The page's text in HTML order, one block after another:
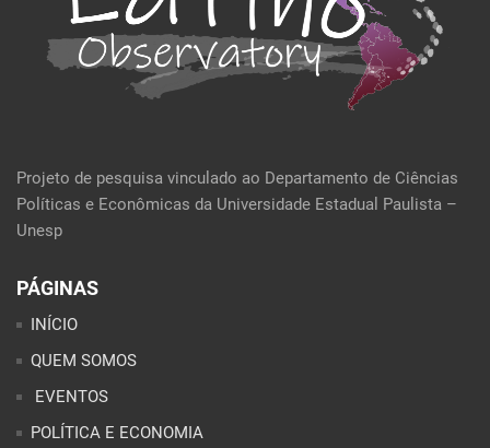
Projeto de pesquisa vinculado ao Departamento de Ciências
Políticas e Econômicas da Universidade Estadual Paulista –
Unesp
PÁGINAS
INÍCIO
QUEM SOMOS
EVENTOS
POLÍTICA E ECONOMIA